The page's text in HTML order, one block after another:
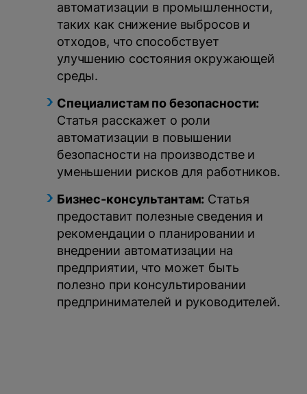
автоматизации в промышленности,
таких как снижение выбросов и
отходов, что способствует
улучшению состояния окружающей
среды.
Специалистам по безопасности:
Статья расскажет о роли
автоматизации в повышении
безопасности на производстве и
уменьшении рисков для работников.
Бизнес-консультантам: Статья
предоставит полезные сведения и
рекомендации о планировании и
внедрении автоматизации на
предприятии, что может быть
полезно при консультировании
предпринимателей и руководителей.